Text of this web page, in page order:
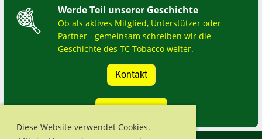
Diese Website verwendet Cookies.
Werde Teil unserer Geschichte
Ob als aktives Mitglied, Unterstützer oder
Partner - gemeinsam schreiben wir die
Geschichte des TC Tobacco weiter.
Kontakt
Probetraining